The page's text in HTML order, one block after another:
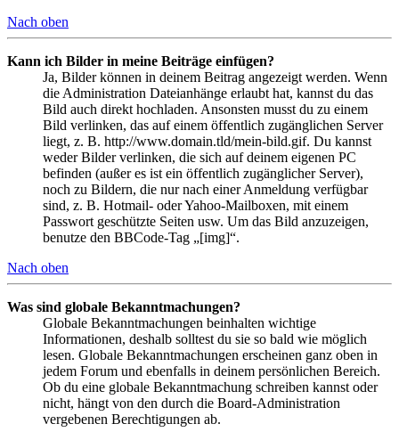
Nach oben
Kann ich Bilder in meine Beiträge einfügen?
Ja, Bilder können in deinem Beitrag angezeigt werden. Wenn
die Administration Dateianhänge erlaubt hat, kannst du das
Bild auch direkt hochladen. Ansonsten musst du zu einem
Bild verlinken, das auf einem öffentlich zugänglichen Server
liegt, z. B. http://www.domain.tld/mein-bild.gif. Du kannst
weder Bilder verlinken, die sich auf deinem eigenen PC
befinden (außer es ist ein öffentlich zugänglicher Server),
noch zu Bildern, die nur nach einer Anmeldung verfügbar
sind, z. B. Hotmail- oder Yahoo-Mailboxen, mit einem
Passwort geschützte Seiten usw. Um das Bild anzuzeigen,
benutze den BBCode-Tag „[img]“.
Nach oben
Was sind globale Bekanntmachungen?
Globale Bekanntmachungen beinhalten wichtige
Informationen, deshalb solltest du sie so bald wie möglich
lesen. Globale Bekanntmachungen erscheinen ganz oben in
jedem Forum und ebenfalls in deinem persönlichen Bereich.
Ob du eine globale Bekanntmachung schreiben kannst oder
nicht, hängt von den durch die Board-Administration
vergebenen Berechtigungen ab.